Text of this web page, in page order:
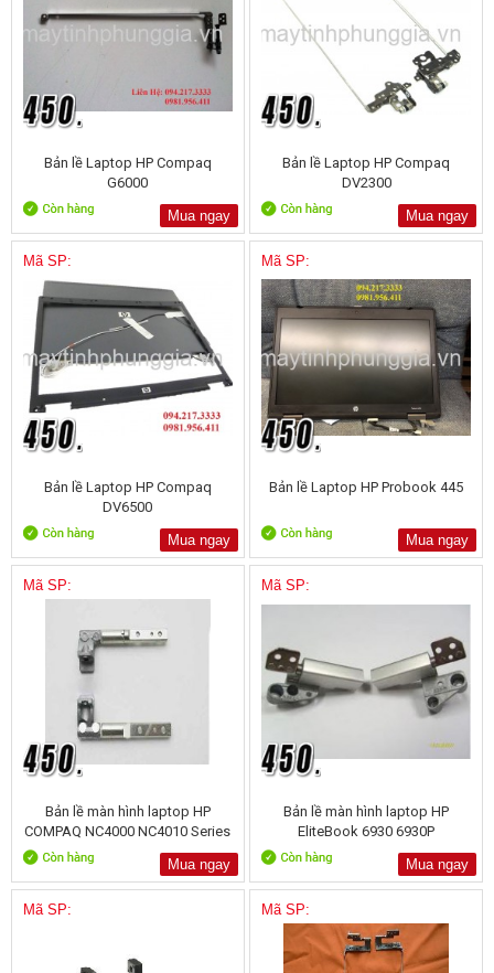
Bản lề Laptop HP Compaq
G6000
Mua ngay
Bản lề Laptop HP Compaq
DV2300
Mua ngay
Mã SP:
Bản lề Laptop HP Compaq
DV6500
Mua ngay
Mã SP:
Bản lề Laptop HP Probook 445
Mua ngay
Mã SP:
Bản lề màn hình laptop HP
COMPAQ NC4000 NC4010 Series
Mua ngay
Mã SP:
Bản lề màn hình laptop HP
EliteBook 6930 6930P
Mua ngay
Mã SP: Mã SP: